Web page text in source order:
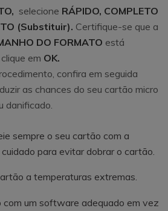
selecione RÁPIDO, COMPLETO
(Substituir). Certifique-se que a
DO FORMATO está
em OK.
confira em seguida
as chances do seu cartão micro
danificado.
sempre o seu cartão com a
para evitar dobrar o cartão.
a temperaturas extremas.
com um software adequado em vez